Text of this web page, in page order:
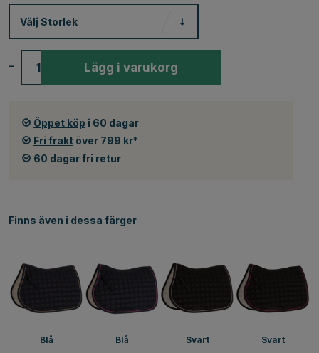
Välj Storlek
- Lägg i varukorg
Öppet köp i 60 dagar
Fri frakt över 799 kr*
60 dagar fri retur
Finns även i dessa färger
Blå Blå Svart Svart